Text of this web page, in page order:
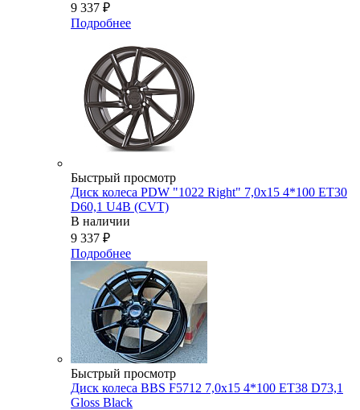
9 337 ₽
Подробнее
Быстрый просмотр
Диск колеса PDW "1022 Right" 7,0x15 4*100 ET30
D60,1 U4B (CVT)
В наличии
9 337 ₽
Подробнее
Быстрый просмотр
Диск колеса BBS F5712 7,0x15 4*100 ET38 D73,1
Gloss Black